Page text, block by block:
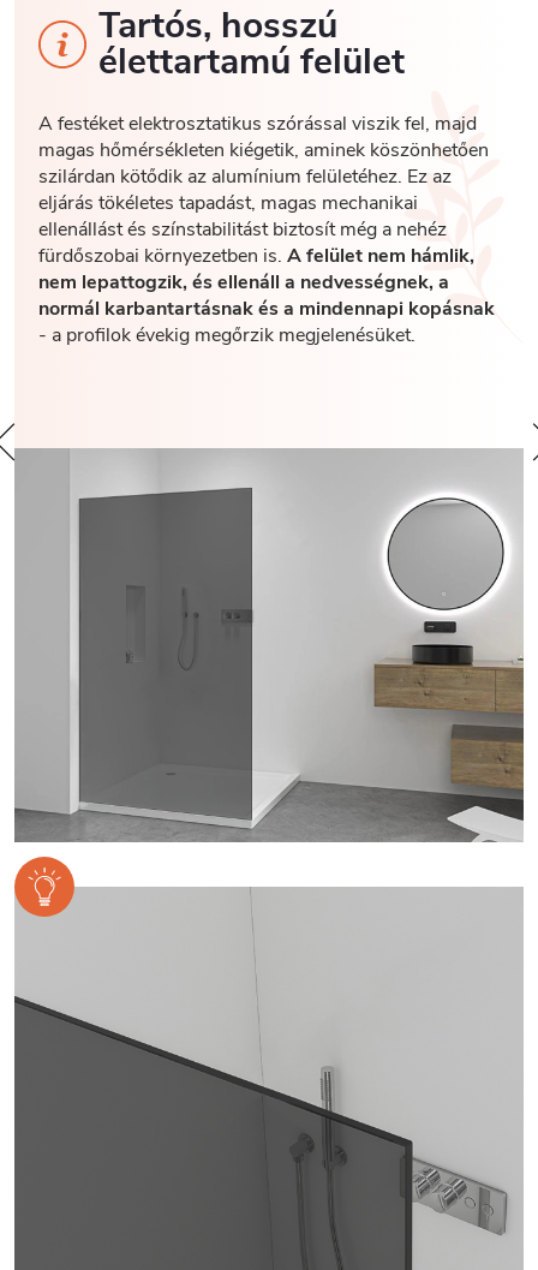
Tartós, hosszú
élettartamú felület
A festéket elektrosztatikus szórással viszik fel, majd
magas hőmérsékleten kiégetik, aminek köszönhetően
szilárdan kötődik az alumínium felületéhez. Ez az
eljárás tökéletes tapadást, magas mechanikai
ellenállást és színstabilitást biztosít még a nehéz
fürdőszobai környezetben is. A felület nem hámlik,
nem lepattogzik, és ellenáll a nedvességnek, a
normál karbantartásnak és a mindennapi kopásnak
- a profilok évekig megőrzik megjelenésüket.